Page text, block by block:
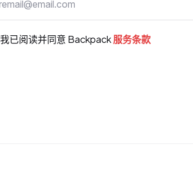
我已阅读并同意 Backpack服务条款